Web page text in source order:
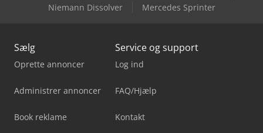
Niemann Dissolver
Mercedes Sprinter
Sælg
Oprette annoncer
Administrer annoncer
Book reklame
Service og support
Log ind
FAQ/Hjælp
Kontakt